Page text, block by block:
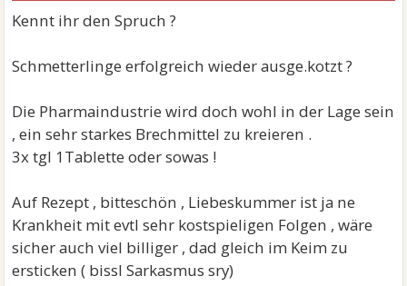
Kennt ihr den Spruch ?
Schmetterlinge erfolgreich wieder ausge.kotzt ?
Die Pharmaindustrie wird doch wohl in der Lage sein
, ein sehr starkes Brechmittel zu kreieren .
3x tgl 1Tablette oder sowas !
Auf Rezept , bitteschön , Liebeskummer ist ja ne
Krankheit mit evtl sehr kostspieligen Folgen , wäre
sicher auch viel billiger , dad gleich im Keim zu
ersticken ( bissl Sarkasmus sry)